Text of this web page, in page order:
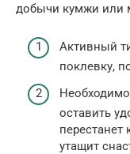
добычи кумжи или
Активный
поклевку,
оставить
перестанет
утащит